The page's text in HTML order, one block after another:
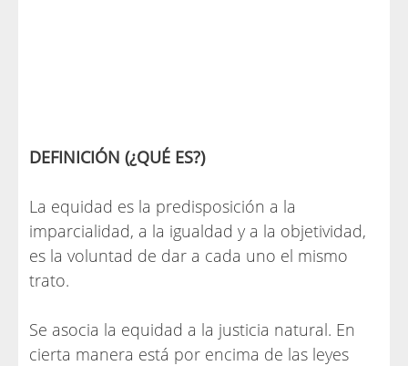
DEFINICIÓN (¿QUÉ ES?)
La equidad es la predisposición a la
imparcialidad, a la igualdad y a la objetividad,
es la voluntad de dar a cada uno el mismo
trato.
Se asocia la equidad a la justicia natural. En
cierta manera está por encima de las leyes